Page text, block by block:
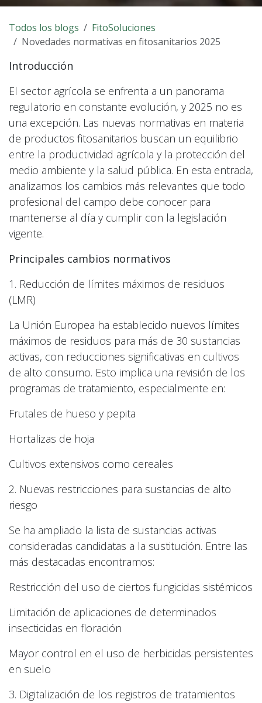
Todos los blogs
FitoSoluciones
Novedades normativas en fitosanitarios 2025
Introducción
El sector agrícola se enfrenta a un panorama
regulatorio en constante evolución, y 2025 no es
una excepción. Las nuevas normativas en materia
de productos fitosanitarios buscan un equilibrio
entre la productividad agrícola y la protección del
medio ambiente y la salud pública. En esta entrada,
analizamos los cambios más relevantes que todo
profesional del campo debe conocer para
mantenerse al día y cumplir con la legislación
vigente.
Principales cambios normativos
1. Reducción de límites máximos de residuos
(LMR)
La Unión Europea ha establecido nuevos límites
máximos de residuos para más de 30 sustancias
activas, con reducciones significativas en cultivos
de alto consumo. Esto implica una revisión de los
programas de tratamiento, especialmente en:
Frutales de hueso y pepita
Hortalizas de hoja
Cultivos extensivos como cereales
2. Nuevas restricciones para sustancias de alto
riesgo
Se ha ampliado la lista de sustancias activas
consideradas candidatas a la sustitución. Entre las
más destacadas encontramos:
Restricción del uso de ciertos fungicidas sistémicos
Limitación de aplicaciones de determinados
insecticidas en floración
Mayor control en el uso de herbicidas persistentes
en suelo
3. Digitalización de los registros de tratamientos